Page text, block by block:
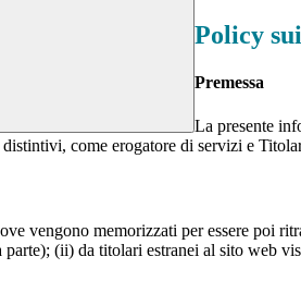
Policy
Premessa
La presente
come erogatore di servizi e
memorizzati per essere poi
(ii) da titolari estranei al sito web